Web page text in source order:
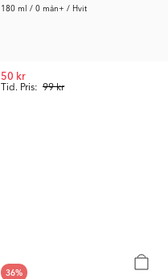
180 ml / 0 mån+ / Hvit
Tid. Pris: 99 kr
50 kr
36%